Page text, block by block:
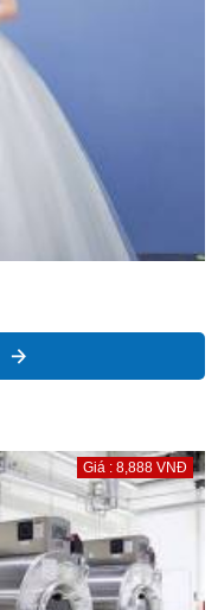
Giá : 8,888 VNĐ